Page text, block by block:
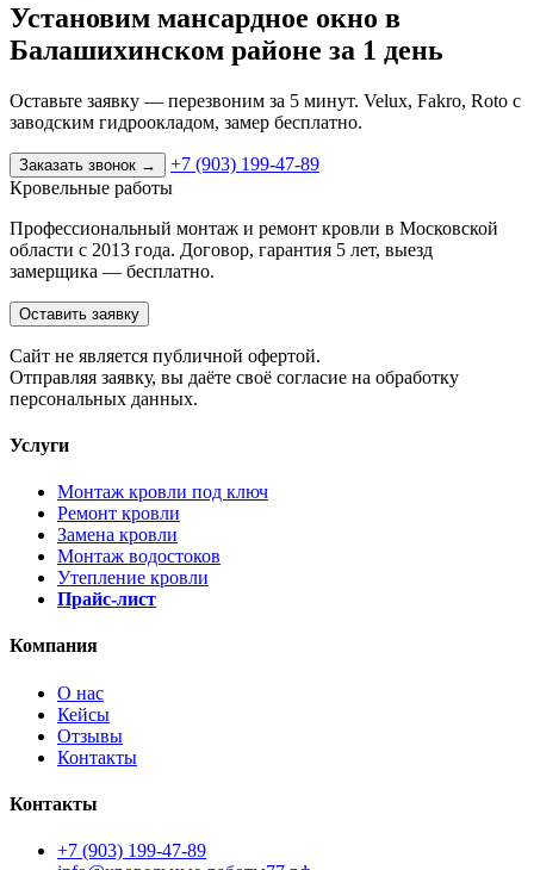
Установим мансардное окно в
Балашихинском районе за 1 день
Оставьте заявку — перезвоним за 5 минут. Velux, Fakro, Roto с
заводским гидроокладом, замер бесплатно.
Заказать звонок →
+7 (903) 199-47-89
Кровельные работы
Профессиональный монтаж и ремонт кровли в Московской
области с 2013 года. Договор, гарантия 5 лет, выезд
замерщика — бесплатно.
Оставить заявку
Cайт не является публичной офертой.
Отправляя заявку, вы даёте своё согласие на обработку
персональных данных.
Услуги
Монтаж кровли под ключ
Ремонт кровли
Замена кровли
Монтаж водостоков
Утепление кровли
Прайс-лист
Компания
О нас
Кейсы
Отзывы
Контакты
Контакты
+7 (903) 199-47-89